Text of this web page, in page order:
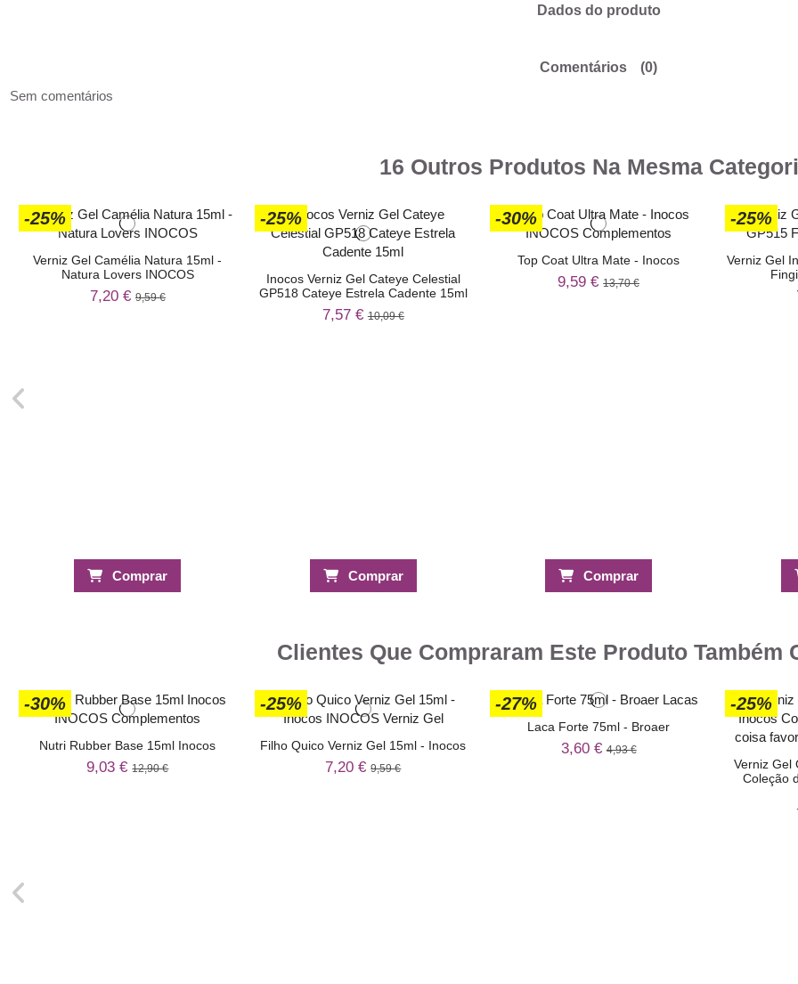
Dados do produto
Comentários
(0)
Sem comentários
16 Outros Produtos Na Mesma
-25%
Verniz Gel Camélia Natura 15ml -
Natura Lovers INOCOS
7,20 € 9,59 €
Comprar
-25%
Inocos Verniz Gel Cateye Celestial
GP518 Cateye Estrela Cadente 15ml
7,57 €10,09 €
Comprar
-30%
Top Coat Ultra Mate - Inocos
9,59 €13,70 €
Comprar
-25%
Verniz Gel
Clientes Que Compraram Este Produto Também
-30%
Nutri Rubber Base 15ml Inocos
9,03 €12,90 €
-25%
Filho Quico Verniz Gel 15ml - Inocos
7,20 €9,59 €
-27%
Laca Forte 75ml - Broaer
3,60 €4,93 €
-25%
Verniz Gel
Coleção